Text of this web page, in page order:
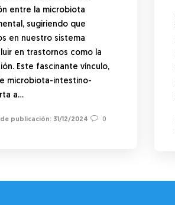
entre la microbiota
sugiriendo que
en nuestro sistema
en trastornos como la
Este fascinante vínculo,
microbiota-intestino-
a…
31/12/2024
0